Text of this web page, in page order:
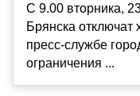
С 9.00 вторника,
Брянска
пресс-службе
ограничения ...